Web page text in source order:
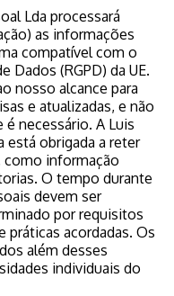
Lda processará
as informações
compatível com o
Dados (RGPD) da UE.
nosso alcance para
e atualizadas, e não
necessário. A Luis
está obrigada a reter
como informação
O tempo durante
devem ser
por requisitos
práticas acordadas. Os
além desses
individuais do